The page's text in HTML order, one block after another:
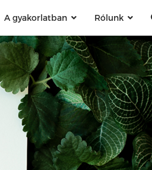
A gyakorlatban Rólunk